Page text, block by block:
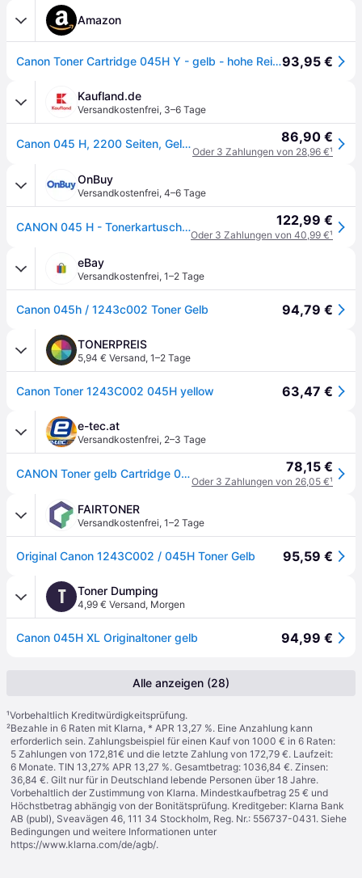
Amazon
Canon Toner Cartridge 045H Y - gelb - hohe Reichweite 2812035 XL93,95 €
Kaufland.de
Versandkostenfrei, 3–6 Tage
Canon 045 H, 2200 Seiten, Gelb, 1 Stück(e) 86,90 €
Oder 3 Zahlungen von 28,96 €¹
OnBuy
Versandkostenfrei, 4–6 Tage
CANON 045 H - Tonerkartusche - Hohe Kapazität - Original - Gelb 122,99 €
Oder 3 Zahlungen von 40,99 €¹
eBay
Versandkostenfrei, 1–2 Tage
Canon 045h / 1243c002 Toner Gelb 94,79 €
TONERPREIS
5,94 € Versand, 1–2 Tage
Canon Toner 1243C002 045H yellow 63,47 €
e-tec.at
Versandkostenfrei, 2–3 Tage
CANON Toner gelb Cartridge 045H 78,15 €
Oder 3 Zahlungen von 26,05 €¹
FAIRTONER
Versandkostenfrei, 1–2 Tage
Original Canon 1243C002 / 045H Toner Gelb 95,59 €
T Toner Dumping
4,99 € Versand, Morgen
Canon 045H XL Originaltoner gelb 94,99 €
Alle anzeigen (28)
¹Vorbehaltlich Kreditwürdigkeitsprüfung.
²Bezahle in 6 Raten mit Klarna, * APR 13,27 %. Eine Anzahlung kann
erforderlich sein. Zahlungsbeispiel für einen Kauf von 1000 € in 6 Raten:
5 Zahlungen von 172,81€ und die letzte Zahlung von 172,79 €. Laufzeit:
6 Monate. TIN 13,27% APR 13,27 %. Gesamtbetrag: 1036,84 €. Zinsen:
36,84 €. Gilt nur für in Deutschland lebende Personen über 18 Jahre.
Vorbehaltlich der Zustimmung von Klarna. Mindestkaufbetrag 25 € und
Höchstbetrag abhängig von der Bonitätsprüfung. Kreditgeber: Klarna Bank
AB (publ), Sveavägen 46, 111 34 Stockholm, Reg. Nr.: 556737-0431. Siehe
Bedingungen und weitere Informationen unter
https://www.klarna.com/de/agb/.